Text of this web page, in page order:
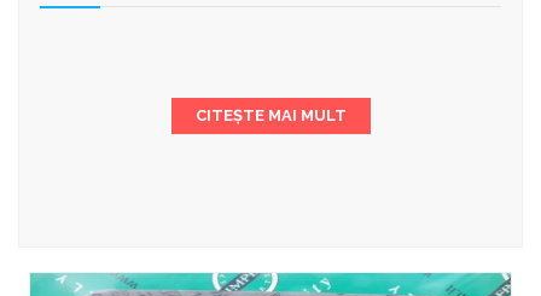
CITEȘTE MAI MULT